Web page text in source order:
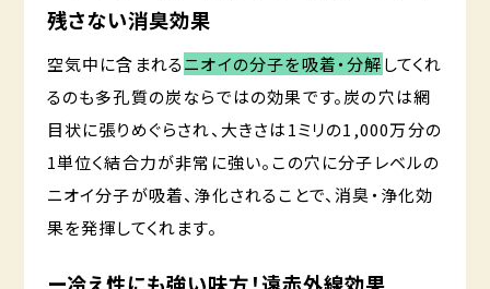
残さない消臭効果
空気中に含まれるニオイの分子を吸着・分解してくれ
るのも多孔質の炭ならではの効果です。炭の穴は網
目状に張りめぐらされ、大きさは1ミリの1,000万分の
1単位く結合力が非常に強い。この穴に分子レベルの
ニオイ分子が吸着、浄化されることで、消臭・浄化効
果を発揮してくれます。